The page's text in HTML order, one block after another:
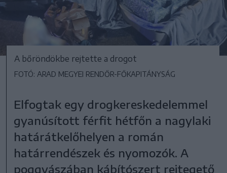
A bőröndökbe rejtette a drogot
FOTÓ: ARAD MEGYEI RENDŐR-FŐKAPITÁNYSÁG
Elfogtak egy drogkereskedelemmel
gyanúsított férfit hétfőn a nagylaki
határátkelőhelyen a román
határrendészek és nyomozók. A
poggyászában kábítószert rejtegető